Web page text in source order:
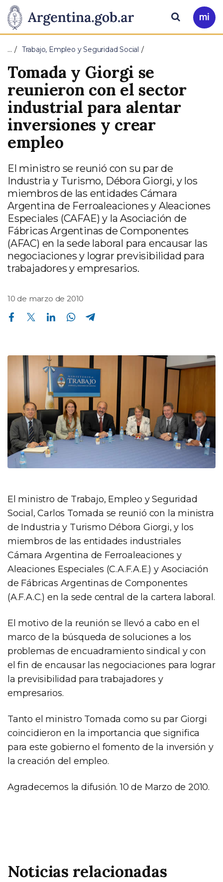
Presidencia
de
la
Nación
Pasar al contenido principal
Ir
a
Buscar
… Trabajo, Empleo y Seguridad Social
Tomada y Giorgi se
reunieron con el sector
industrial para alentar
inversiones y crear
empleo
El ministro se reunió con su par de
Industria y Turismo, Débora Giorgi, y los
miembros de las entidades Cámara
Argentina de Ferroaleaciones y Aleaciones
Especiales (CAFAE) y la Asociación de
Fábricas Argentinas de Componentes
(AFAC) en la sede laboral para encausar las
negociaciones y lograr previsibilidad para
trabajadores y empresarios.
10 de marzo de 2010
Compartir en Facebook Compartir en Twitter Compartir en Linkedin Compartir en Whatsapp
El ministro de Trabajo, Empleo y Seguridad
Social, Carlos Tomada se reunió con la ministra
de Industria y Turismo Débora Giorgi, y los
miembros de las entidades industriales
Cámara Argentina de Ferroaleaciones y
Aleaciones Especiales (C.A.F.A.E.) y Asociación
de Fábricas Argentinas de Componentes
(A.F.A.C.) en la sede central de la cartera laboral.
El motivo de la reunión se llevó a cabo en el
marco de la búsqueda de soluciones a los
problemas de encuadramiento sindical y con
el fin de encausar las negociaciones para lograr
la previsibilidad para trabajadores y
empresarios.
Tanto el ministro Tomada como su par Giorgi
coincidieron en la importancia que significa
para este gobierno el fomento de la inversión y
la creación del empleo.
Agradecemos la difusión. 10 de Marzo de 2010.
Noticias relacionadas